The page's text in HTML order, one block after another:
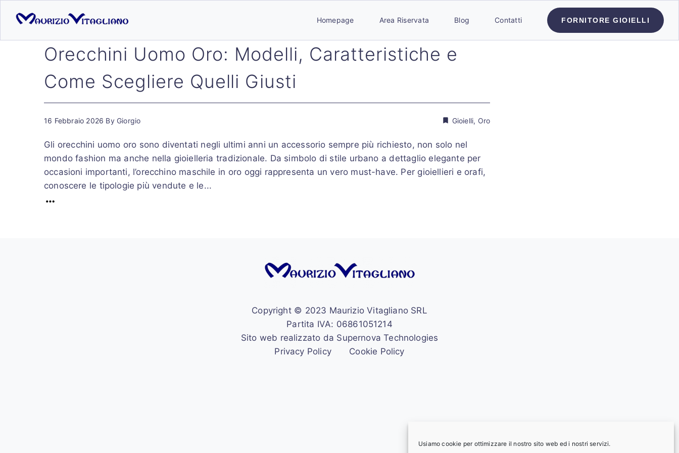
Usiamo cookie per ottimizzare il nostro sito web ed i nostri servizi.
Homepage Area Riservata Blog Contatti FORNITORE GIOIELLI
Orecchini Uomo Oro: Modelli, Caratteristiche e
Come Scegliere Quelli Giusti
16 Febbraio 2026 By Giorgio Gioielli, Oro
Gli orecchini uomo oro sono diventati negli ultimi anni un accessorio sempre più richiesto, non solo nel
mondo fashion ma anche nella gioielleria tradizionale. Da simbolo di stile urbano a dettaglio elegante per
occasioni importanti, l’orecchino maschile in oro oggi rappresenta un vero must-have. Per gioiellieri e orafi,
conoscere le tipologie più vendute e le...
Copyright © 2023 Maurizio Vitagliano SRL
Partita IVA: 06861051214
Sito web realizzato da Supernova Technologies
Privacy Policy
Cookie Policy